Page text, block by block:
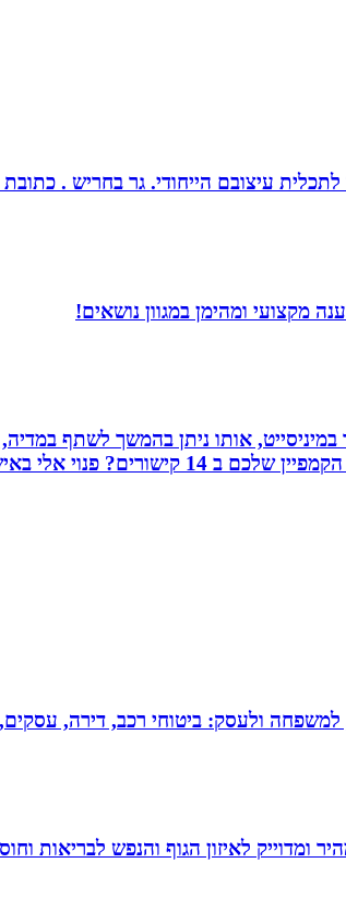
גר בחריש . כתובת הקליניקה : רחוב כלנית 30
מקצועי ומהימן במגוון נושאים!
אותו ניתן בהמשך לשתף
אלי באישי. 0526626700
למשפחה ולעסק: ביטוחי רכב, דירה, עסקים,
לאיזון הגוף והנפש לבריאות